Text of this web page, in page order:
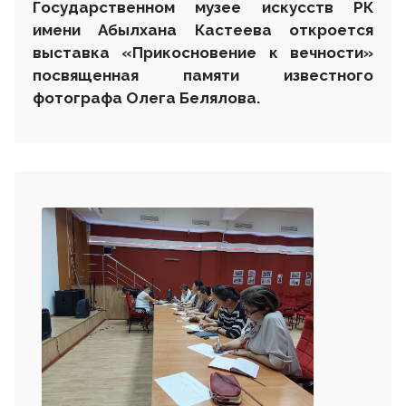
Государственном музее искусств РК
имени Абылхана Кастеева откроется
выставка «Прикосновение к вечности»
посвященная памяти известного
фотографа Олега Белялова.